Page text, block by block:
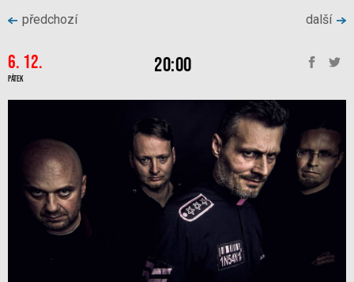
předchozí další
6. 12.
Pátek
20:00